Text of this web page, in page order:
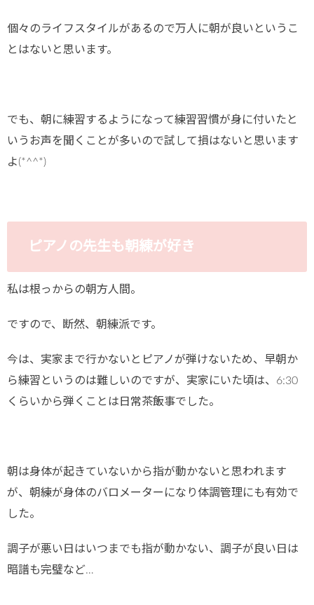
個々のライフスタイルがあるので万人に朝が良いというこ
とはないと思います。
でも、朝に練習するようになって練習習慣が身に付いたと
いうお声を聞くことが多いので試して損はないと思います
よ(*^^*)
ピアノの先生も朝練が好き
私は根っからの朝方人間。
ですので、断然、朝練派です。
今は、実家まで行かないとピアノが弾けないため、早朝か
ら練習というのは難しいのですが、実家にいた頃は、6:30
くらいから弾くことは日常茶飯事でした。
朝は身体が起きていないから指が動かないと思われます
が、朝練が身体のバロメーターになり体調管理にも有効で
した。
調子が悪い日はいつまでも指が動かない、調子が良い日は
暗譜も完璧など…